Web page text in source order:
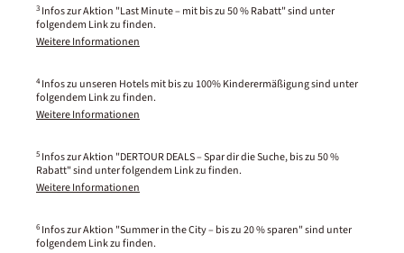
3 Infos zur Aktion "Last Minute – mit bis zu 50 % Rabatt" sind unter
folgendem Link zu finden.
Weitere Informationen
4 Infos zu unseren Hotels mit bis zu 100% Kinderermäßigung sind unter
folgendem Link zu finden.
Weitere Informationen
5 Infos zur Aktion "DERTOUR DEALS – Spar dir die Suche, bis zu 50 %
Rabatt" sind unter folgendem Link zu finden.
Weitere Informationen
6 Infos zur Aktion "Summer in the City – bis zu 20 % sparen" sind unter
folgendem Link zu finden.